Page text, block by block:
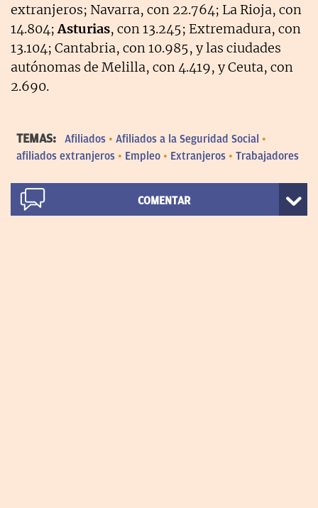
extranjeros; Navarra, con 22.764; La Rioja, con
14.804;Asturias, con 13.245; Extremadura, con
13.104; Cantabria, con 10.985, y las ciudades
autónomas de Melilla, con 4.419, y Ceuta, con
2.690.
TEMAS: Afiliados
Afiliados a la Seguridad Social
afiliados extranjeros
Empleo Extranjeros Trabajadores
COMENTAR